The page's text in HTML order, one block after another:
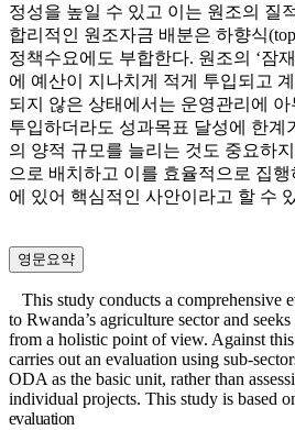
정성을 높일 수 있고 이는 원조의 질
합리적인 원조자금 배분은 하향식
정책수요에도 부합한다. 원조의 ‘잠
에 예산이 지나치게 적게 투입되고
되지 않은 상태에서는 운영관리에
투입하더라도 성과목표 달성에 한계
의 양적 규모를 늘리는 것도 중요하
으로 배치하고 이를 효율적으로 집
에 있어 핵심적인 사안이라고 할 수
영문요약
This study conducts a comprehensive
to Rwanda’s agriculture sector and
from a holistic point of view. Against
carries out an evaluation using sub-
ODA as the basic unit, rather than
individual projects. This study is based
evaluation